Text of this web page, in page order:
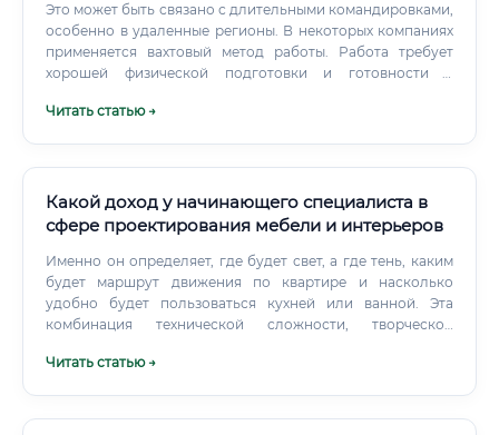
Это может быть связано с длительными командировками,
особенно в удаленные регионы. В некоторых компаниях
применяется вахтовый метод работы. Работа требует
хорошей физической подготовки и готовности к
Читать статью →
Какой доход у начинающего специалиста в
сфере проектирования мебели и интерьеров
Именно он определяет, где будет свет, а где тень, каким
будет маршрут движения по квартире и насколько
удобно будет пользоваться кухней или ванной. Эта
комбинация технической сложности, творческой
делает профессию дизайнера-проектировщика мебели и
Читать статью →